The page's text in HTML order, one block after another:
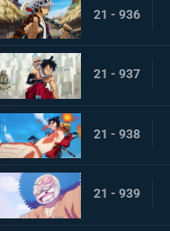
21 - 936
21 - 937
21 - 938
21 - 939